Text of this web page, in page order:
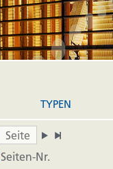
TYPEN
Seiten-Nr.